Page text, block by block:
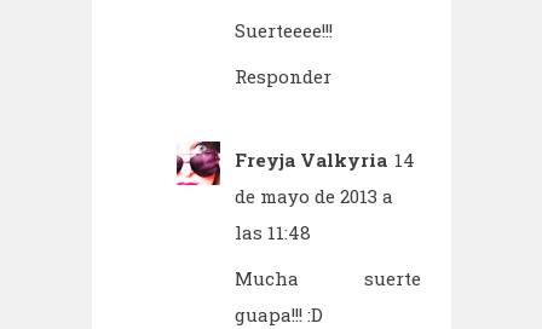
Suerteeee!!!
Responder
Freyja Valkyria 14
de mayo de 2013 a
las 11:48
Mucha suerte
guapa!!! :D